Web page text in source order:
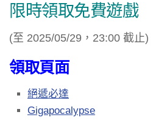
限時領取免費遊戲
(至 2025/05/29，23:00 截止)
領取頁面
絕遞必達
Gigapocalypse